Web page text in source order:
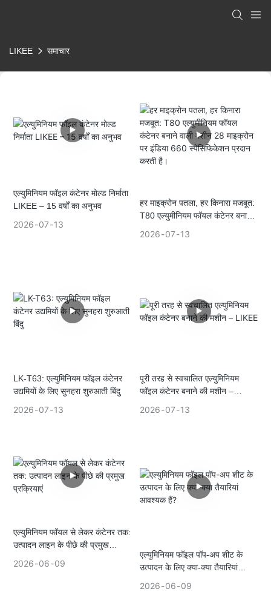
LIKEE समाचार
एल्युमिनियम फॉइल कंटेनर मोल्ड निर्माता
LIKEE – 15 वर्षों का अनुभव
2026 07 13
हर माइक्रोन पतला, हर किनारा मजबूत:
T80 एल्युमीनियम फॉयल कंटेनर बनाने
2026 07 13
LK-T63: एल्युमिनियम फॉइल कंटेनर
उद्यमियों के लिए सुनहरा शुरुआती बिंदु
2026 07 13
पूरी तरह से स्वचालित एल्युमिनियम
फॉइल कंटेनर बनाने की मशीन –
LIKEE
2026 07 13
एल्युमिनियम फॉयल से लेकर कंटेनर तक:
उत्पादन लाइन के पीछे की प्रमुख
2026 06 09
एल्युमिनियम फॉइल पॉप-अप शीट के
उत्पादन के लिए क्या-क्या तैयारियां
2026 06 09